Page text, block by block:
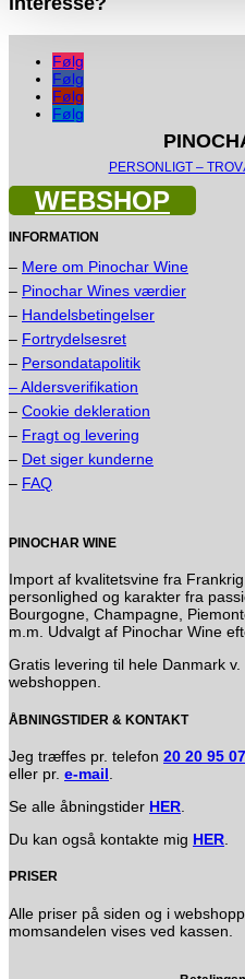
Følg
Følg
Følg
Følg
PERSONLIGT –
WEBSHOP
INFORMATION
– Mere om Pinochar Wine
– Pinochar Wines værdier
– Handelsbetingelser
– Fortrydelsesret
– Persondatapolitik
– Aldersverifikation
– Cookie dekleration
– Fragt og levering
– Det siger kunderne
– FAQ
PINOCHAR WINE
Import af kvalitetsvine fra
personlighed og karakter fra
Bourgogne, Champagne,
m.m. Udvalgt af Pinochar Wine
Gratis levering til hele Danmark
webshoppen.
ÅBNINGSTIDER & KONTAKT
Jeg træffes pr. telefon 20 20 95 07
eller pr. e-mail
Se alle åbningstider HER
Du kan også kontakte mig HER
PRISER
Alle priser på siden og i
momsandelen vises ved kassen.